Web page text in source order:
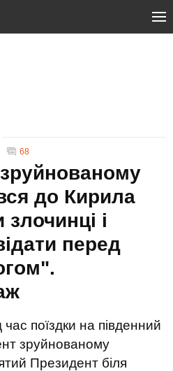
68
до Кирила
і
перед
поїздки на південний
зруйнованому
Президент біля